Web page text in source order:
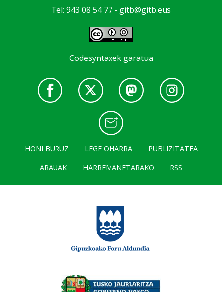
Tel: 943 08 54 77 - gitb@gitb.eus
Codesyntaxek garatua
HONI BURUZ LEGE OHARRA
PUBLIZITATEA
ARAUAK
HARREMANETARAKO RSS